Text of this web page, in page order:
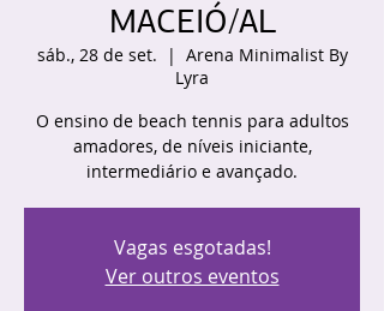
MACEIÓ/AL
sáb., 28 de set.
  |
Arena Minimalist By
Lyra
O ensino de beach tennis para adultos
amadores, de níveis iniciante,
intermediário e avançado.
Vagas esgotadas!
Ver outros eventos